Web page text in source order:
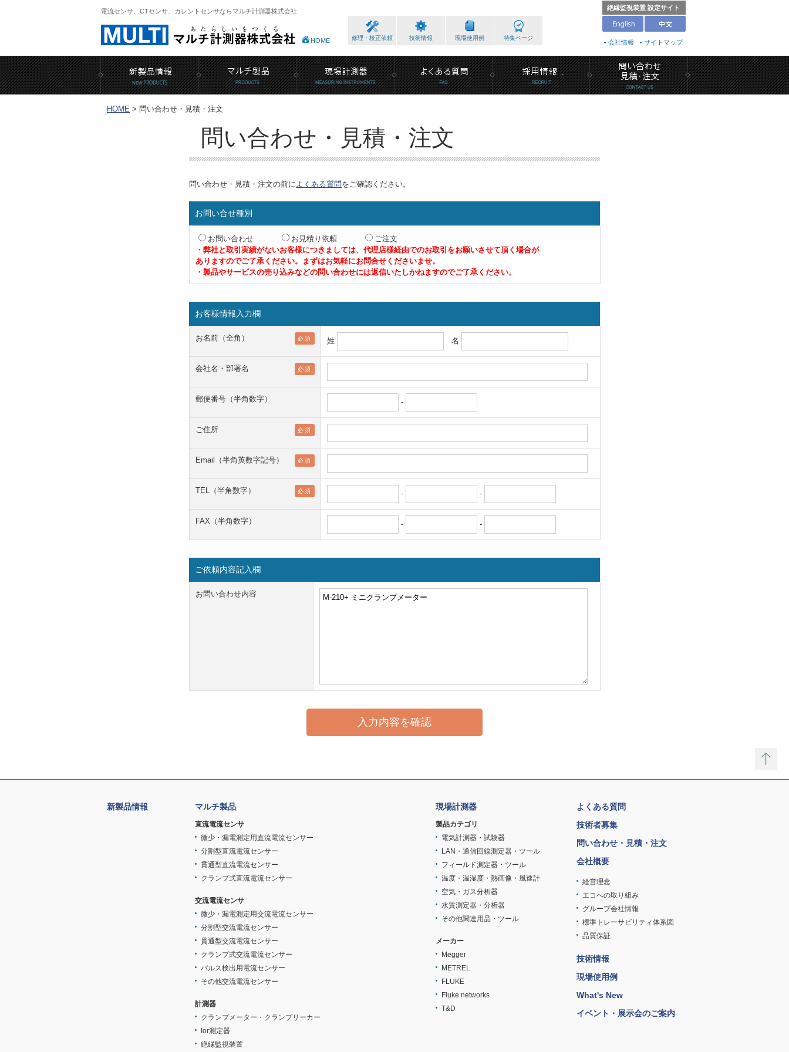
電流センサ、CTセンサ、カレントセンサならマルチ計測器株式会社 絶縁監視装置 設定サイト
HOME 修理・校正依頼 技術情報 現場使用例 特集ページ
会社情報 サイトマップ
HOME > 問い合わせ・見積・注文
問い合わせ・見積・注文
問い合わせ・見積・注文の前によくある質問をご確認ください。
お問い合せ種別
お問い合わせ お見積り依頼
ご注文
・弊社と取引実績がないお客様につきましては、代理店様経由でのお取引をお願いさせて頂く場合が
ありますのでご了承ください。まずはお気軽にお問合せくださいませ。
・製品やサービスの売り込みなどの問い合わせには返信いたしかねますのでご了承ください。
お客様情報入力欄
お名前（全角） 必須 姓 名
会社名・部署名 必須
郵便番号（半角数字） -
ご住所 必須
Email（半角英数字記号） 必須
TEL（半角数字） 必須 - -
FAX（半角数字） - -
ご依頼内容記入欄
お問い合わせ内容
新製品情報 マルチ製品
直流電流センサ
微少・漏電測定用直流電流センサー
分割型直流電流センサー
貫通型直流電流センサー
クランプ式直流電流センサー
交流電流センサ
微少・漏電測定用交流電流センサー
分割型交流電流センサー
貫通型交流電流センサー
クランプ式交流電流センサー
パルス検出用電流センサー
その他交流電流センサー
計測器
クランプメーター・クランプリーカー
Ior測定器
絶縁監視装置
現場計測器
製品カテゴリ
電気計測器・試験器
LAN・通信回線測定器・ツール
フィールド測定器・ツール
温度・温湿度・熱画像・風速計
空気・ガス分析器
水質測定器・分析器
その他関連用品・ツール
メーカー
Megger
METREL
FLUKE
Fluke networks
T&D
よくある質問
技術者募集
問い合わせ・見積・注文
会社概要
経営理念
エコへの取り組み
グループ会社情報
標準トレーサビリティ体系図
品質保証
技術情報
現場使用例
What's New
イベント・展示会のご案内